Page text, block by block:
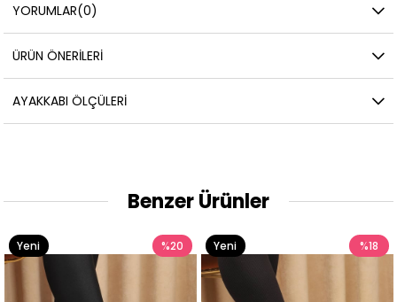
YORUMLAR(0)
ÜRÜN ÖNERILERI
AYAKKABI ÖLÇÜLERI
Benzer Ürünler
%20 %18
Ürün
Ürün